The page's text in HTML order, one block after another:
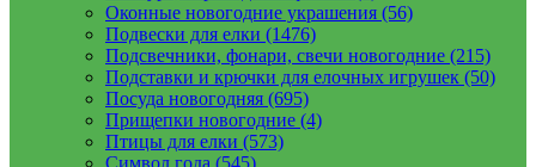
Оконные новогодние украшения (56)
Подвески для елки (1476)
Подсвечники, фонари, свечи новогодние (215)
Подставки и крючки для елочных игрушек (50)
Посуда новогодняя (695)
Прищепки новогодние (4)
Птицы для елки (573)
Символ года (545)